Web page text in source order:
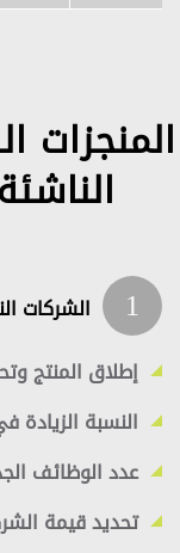
المنجزات
1
الشركات
إطلاق المنتج
النسبة الزيادة
عدد الوظائف
تحديد قيمة